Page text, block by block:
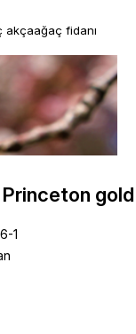
akçaağaç fidanı
1